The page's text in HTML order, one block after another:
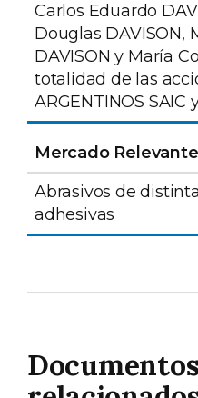
Carlos Eduardo
Douglas DAVISON,
DAVISON y María
totalidad de las
ARGENTINOS SAIC
Mercado Relevante
Abrasivos de
adhesivas
Documentos